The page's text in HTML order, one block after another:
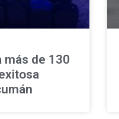
más de 130